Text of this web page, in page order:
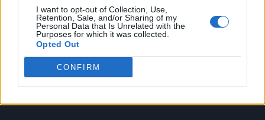
I want to opt-out of Collection, Use,
Retention, Sale, and/or Sharing of my
Personal Data that Is Unrelated with the
Purposes for which it was collected.
Opted Out
CONFIRM
Alcune foto (screenshot) ed articoli presenti su "Milan Magazine" sono in parte giunti da
internet, in quanto arrivati alla nostra attenzione attraverso regolari comunicati stampa
con immagini e testi allegati ed autorizzati alla pubblicazione, e quindi valutati di
pubblico dominio. Se i soggetti o gli autori avessero qualcosa in contrario alla
pubblicazione, non avranno che da segnalarlo alla redazione (indirizzo email:
redazione@napolimagazine.com
"Milan Magazine" non è una testata giornalistica, ma un sito di informazione di
proprietà di Napoli Magazine, e non è in alcun modo collegato alla A.C. Milan, che ne
detiene tutti i marchi e diritti.